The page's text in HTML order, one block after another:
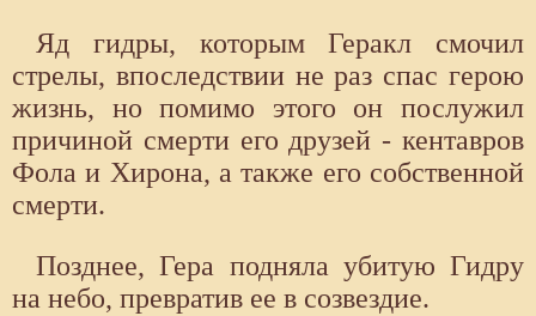
Яд гидры, которым Геракл смочил
стрелы, впоследствии не раз спас герою
жизнь, но помимо этого он послужил
причиной смерти его друзей - кентавров
Фола и Хирона, а также его собственной
смерти.
Позднее, Гера подняла убитую Гидру
на небо, превратив ее в созвездие.